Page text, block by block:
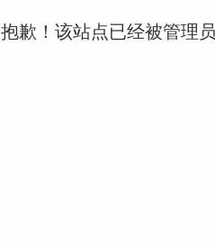
抱歉！该站点已经被管理